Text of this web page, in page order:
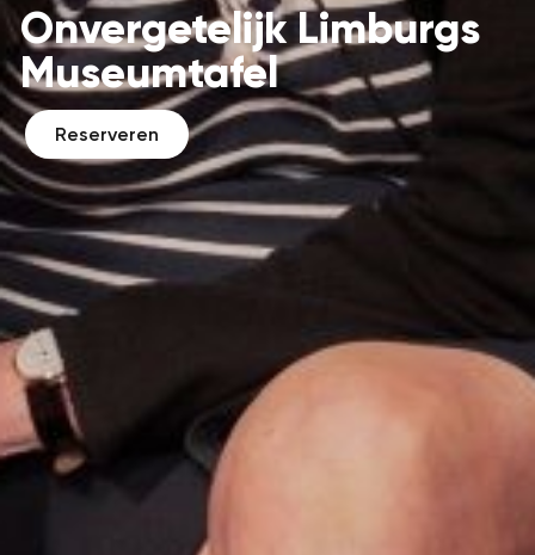
Onvergetelijk Limburgs
Museumtafel
Reserveren